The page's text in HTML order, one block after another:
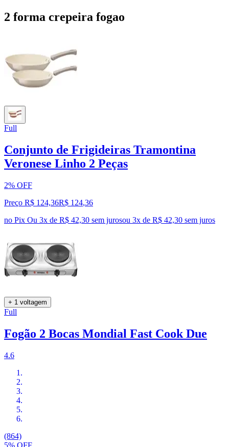
2 forma crepeira fogao
Full
Conjunto de Frigideiras Tramontina
Veronese Linho 2 Peças
2% OFF
Preço R$ 124,36R$ 124,36
no Pix Ou 3x de R$ 42,30 sem jurosou 3x de R$ 42,30 sem juros
+ 1 voltagem
Full
Fogão 2 Bocas Mondial Fast Cook Due
4.6
(864)
5% OFF